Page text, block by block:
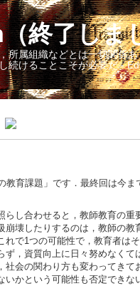
終了しま
所属組織などとは一切関係
続けることこそが必要だ -
教育課題」です．最終回は今ま
らし合わせると，教師教育の重
崩壊したりするのは，教師の教
れで1つの可能性で，教育者は
ず，資質向上に日々努めなくて
社会の関わり方も変わってきて
いかという可能性も否定できな